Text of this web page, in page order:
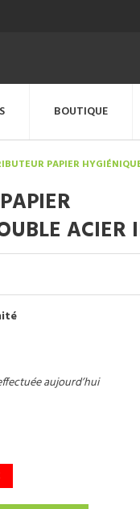
BOUTIQUE
PAPIER
ACIER
aujourd’hui